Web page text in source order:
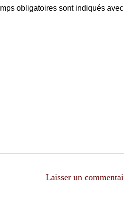
obligatoires sont indiqués avec